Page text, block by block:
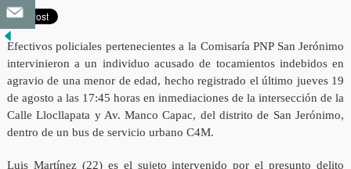
Efectivos policiales pertenecientes a la Comisaría PNP San Jerónimo
intervinieron a un individuo acusado de tocamientos indebidos en
agravio de una menor de edad, hecho registrado el último jueves 19
de agosto a las 17:45 horas en inmediaciones de la intersección de la
Calle Llocllapata y Av. Manco Capac, del distrito de San Jerónimo,
dentro de un bus de servicio urbano C4M.
Luis Martínez (22) es el sujeto intervenido por el presunto delito